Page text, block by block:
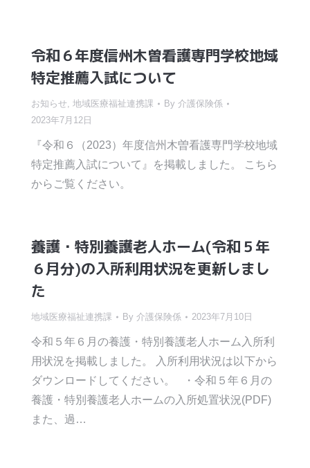
令和６年度信州木曽看護専門学校地域
特定推薦入試について
お知らせ, 地域医療福祉連携課 By 介護保険係
2023年7月12日
『令和６（2023）年度信州木曽看護専門学校地域
特定推薦入試について』を掲載しました。 こちら
からご覧ください。
養護・特別養護老人ホーム(令和５年
６月分)の入所利用状況を更新しまし
た
地域医療福祉連携課 By 介護保険係 2023年7月10日
令和５年６月の養護・特別養護老人ホーム入所利
用状況を掲載しました。 入所利用状況は以下から
ダウンロードしてください。 ・令和５年６月の
養護・特別養護老人ホームの入所処置状況(PDF)
また、過…